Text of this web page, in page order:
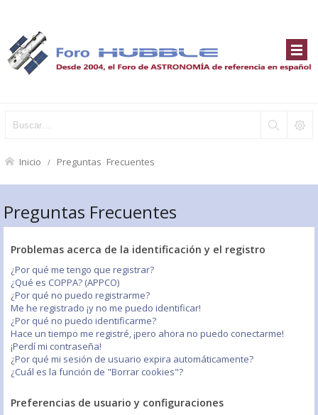
Inicio Preguntas Frecuentes
Preguntas Frecuentes
Problemas acerca de la identificación y el registro
¿Por qué me tengo que registrar?
¿Qué es COPPA? (APPCO)
¿Por qué no puedo registrarme?
Me he registrado ¡y no me puedo identificar!
¿Por qué no puedo identificarme?
Hace un tiempo me registré, ¡pero ahora no puedo conectarme!
¡Perdí mi contraseña!
¿Por qué mi sesión de usuario expira automáticamente?
¿Cuál es la función de "Borrar cookies"?
Preferencias de usuario y configuraciones